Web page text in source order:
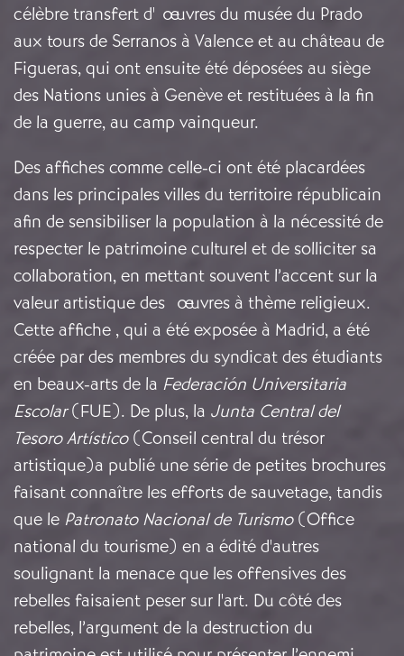
célèbre transfert d'œuvres du musée du Prado
aux tours de Serranos à Valence et au château de
Figueras, qui ont ensuite été déposées au siège
des Nations unies à Genève et restituées à la fin
de la guerre, au camp vainqueur.
Des affiches comme celle-ci ont été placardées
dans les principales villes du territoire républicain
afin de sensibiliser la population à la nécessité de
respecter le patrimoine culturel et de solliciter sa
collaboration, en mettant souvent l’accent sur la
valeur artistique des œuvres à thème religieux.
Cette affiche , qui a été exposée à Madrid, a été
créée par des membres du syndicat des étudiants
en beaux-arts de la Federación Universitaria
Escolar(FUE). De plus, la Junta Central del
Tesoro Artístico(Conseil central du trésor
artistique)a publié une série de petites brochures
faisant connaître les efforts de sauvetage, tandis
que le Patronato Nacional de Turismo(Office
national du tourisme) en a édité d'autres
soulignant la menace que les offensives des
rebelles faisaient peser sur l'art. Du côté des
rebelles, l’argument de la destruction du